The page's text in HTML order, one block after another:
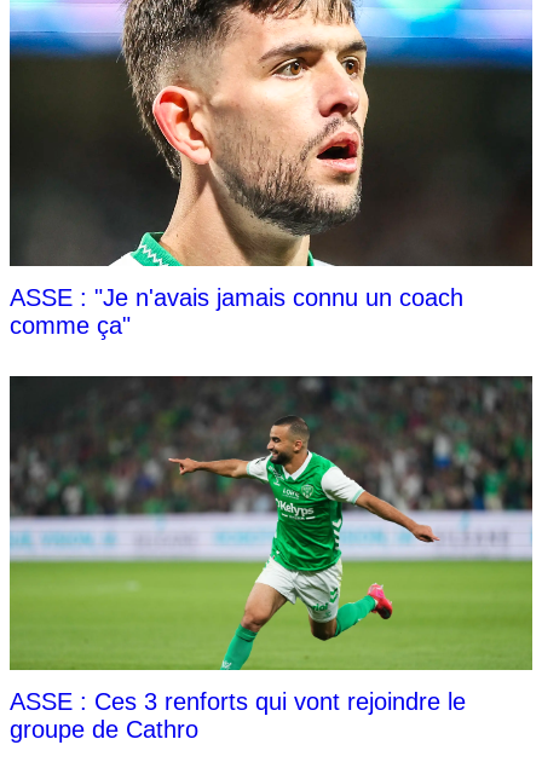
ASSE : "Je n'avais jamais connu un coach
comme ça"
ASSE : Ces 3 renforts qui vont rejoindre le
groupe de Cathro